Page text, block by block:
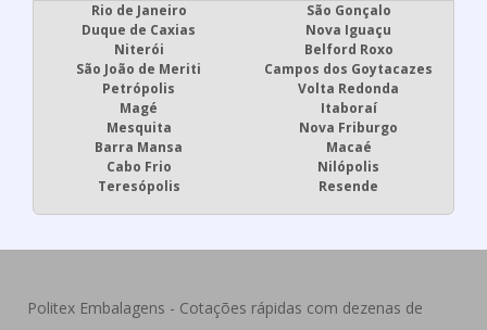
Rio de Janeiro
São Gonçalo
Duque de Caxias
Nova Iguaçu
Niterói
Belford Roxo
São João de Meriti
Campos dos Goytacazes
Petrópolis
Volta Redonda
Magé
Itaboraí
Mesquita
Nova Friburgo
Barra Mansa
Macaé
Cabo Frio
Nilópolis
Teresópolis
Resende
Politex Embalagens - Cotações rápidas com dezenas de